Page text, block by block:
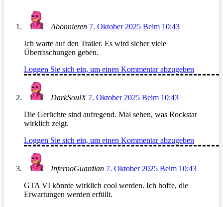
Abonnieren 7. Oktober 2025 Beim 10:43
Ich warte auf den Trailer. Es wird sicher viele
Überraschungen geben.
Loggen Sie sich ein, um einen Kommentar abzugeben
DarkSoulX 7. Oktober 2025 Beim 10:43
Die Gerüchte sind aufregend. Mal sehen, was Rockstar
wirklich zeigt.
Loggen Sie sich ein, um einen Kommentar abzugeben
InfernoGuardian 7. Oktober 2025 Beim 10:43
GTA VI könnte wirklich cool werden. Ich hoffe, die
Erwartungen werden erfüllt.